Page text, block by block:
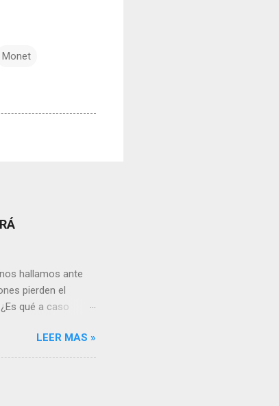
Monet
hallamos ante
pierden el
qué a caso
en algún
encarar el dolor?
merece tus
LEER MAS »